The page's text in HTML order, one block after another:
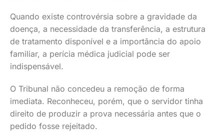
Quando existe controvérsia sobre a gravidade da
doença, a necessidade da transferência, a estrutura
de tratamento disponível e a importância do apoio
familiar, a perícia médica judicial pode ser
indispensável.
O Tribunal não concedeu a remoção de forma
imediata. Reconheceu, porém, que o servidor tinha
direito de produzir a prova necessária antes que o
pedido fosse rejeitado.